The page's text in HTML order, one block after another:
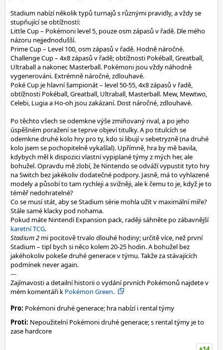
Stadium nabízí několik typů turnajů s různými pravidly, a vždy se
stupňující se obtížností:
Little Cup – Pokémoni level 5, pouze osm zápasů v řadě. Dle mého
názoru nejjednodušší.
Prime Cup – Level 100, osm zápasů v řadě. Hodně náročné.
Challenge Cup – 4x8 zápasů v řadě; obtížnosti Pokéball, Greatball,
Ultraball a nakonec Masterball. Pokémoni jsou vždy náhodně
vygenerováni. Extrémně náročné, zdlouhavé.
Poké Cup je hlavní šampionát – level 50-55, 4x8 zápasů v řadě,
obtížnosti Pokéball, Greatball, Ultraball, Masterball. Mew, Mewtwo,
Celebi, Lugia a Ho-oh jsou zakázaní. Dost náročné, zdlouhavé.
Po těchto všech se odemkne výše zmiňovaný rival, a po jeho
úspěšném poražení se teprve objeví titulky. A po titulcích se
odemkne druhé kolo hry pro ty, kdo si libují v sebetryzně (na druhé
kolo jsem se pochopitelně vykašlal). Upřímně, hra by mě bavila,
kdybych měl k dispozici vlastní vypiplané týmy z mých her, ale
bohužel. Opravdu mě zlobí, že Nintendo se odváží vypustit tyto hry
na Switch bez jakékoliv dodatečné podpory. Jasně, má to vyhlazené
modely a působí to tam rychleji a svižněji, ale k čemu to je, když je to
téměř nedohratelné?
Co se musí stát, aby se Stadium série mohla užít v maximální míře?
Stále samé klacky pod nohama.
Pokud máte Nintendí Expansion pack, raději sáhněte po zábavnější
karetní TCG.
Stadium 2 mi pocitově trvalo dlouhé hodiny; určitě více, než první
Stadium – tipl bych si něco kolem 20-25 hodin. A bohužel bez
jakéhokoliv pokeše druhé generace v týmu. Takže za stávajících
podmínek never again.
---
Zajímavosti a detailní historii o vydání prvních Pokémonů najdete v
mém komentáři k Pokémon Green.
Pro: Pokémoni druhé generace; hra nabízí i rental týmy
Proti: Nepoužitelní Pokémoni druhé generace; s rental týmy je to
zase hardcore